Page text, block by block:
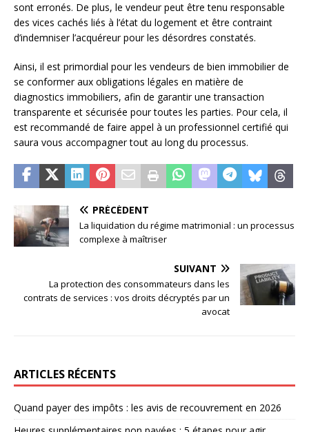
sont erronés. De plus, le vendeur peut être tenu responsable
des vices cachés liés à l’état du logement et être contraint
d’indemniser l’acquéreur pour les désordres constatés.
Ainsi, il est primordial pour les vendeurs de bien immobilier de
se conformer aux obligations légales en matière de
diagnostics immobiliers, afin de garantir une transaction
transparente et sécurisée pour toutes les parties. Pour cela, il
est recommandé de faire appel à un professionnel certifié qui
saura vous accompagner tout au long du processus.
PRÉCÉDENT
La liquidation du régime matrimonial : un processus
complexe à maîtriser
SUIVANT
La protection des consommateurs dans les
contrats de services : vos droits décryptés par un
avocat
ARTICLES RÉCENTS
Quand payer des impôts : les avis de recouvrement en 2026